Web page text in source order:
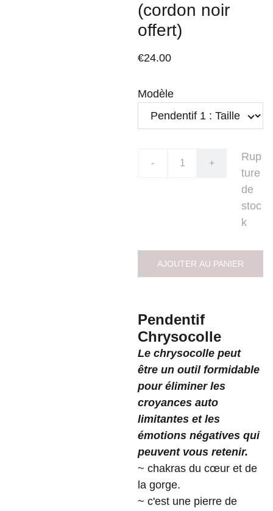
(cordon noir
offert)
€24.00
Modèle
- +
Rup
ture
de
stoc
k
AJOUTER AU PANIER
Pendentif
Chrysocolle
Le chrysocolle peut
être un outil formidable
pour éliminer les
croyances auto
limitantes et les
émotions négatives qui
peuvent vous retenir.
~ chakras du cœur et de
la gorge.
~ c'est une pierre de